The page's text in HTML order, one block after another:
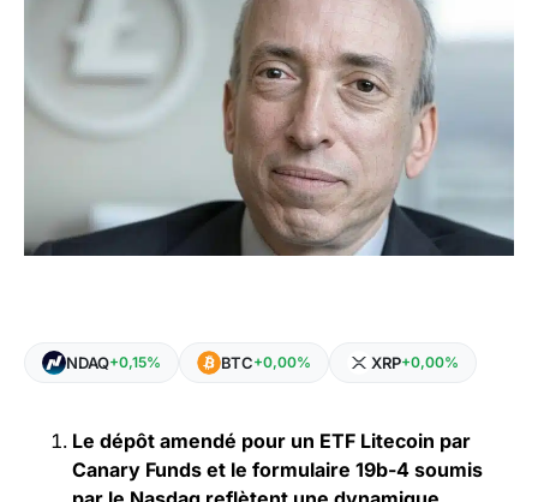
NDAQ+0,15% BTC+0,00% XRP+0,00%
Le dépôt amendé pour un ETF Litecoin par
Canary Funds et le formulaire 19b-4 soumis